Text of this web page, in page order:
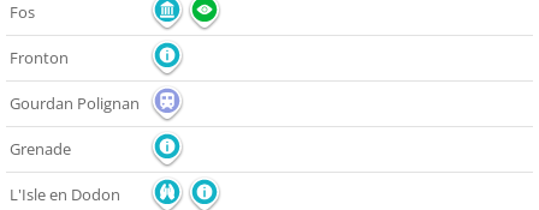
Fos
Fronton
Gourdan Polignan
Grenade
L'Isle en Dodon